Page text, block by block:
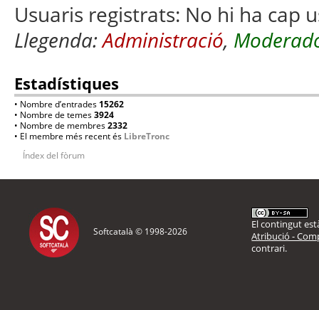
Usuaris registrats: No hi ha cap
Llegenda:Administració,
Estadístiques
• Nombre d’entrades 15262
• Nombre de temes3924
• Nombre de membres2332
• El membre més recent és LibreTronc
Índex del fòrum
Softcatalà © 1998-2026
El contingut
Atribució -
contrari.